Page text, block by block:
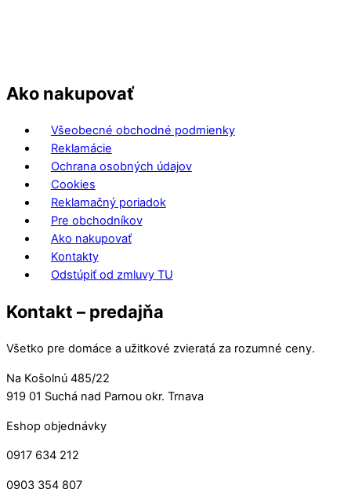
Ako nakupovať
Všeobecné obchodné podmienky
Reklamácie
Ochrana osobných údajov
Cookies
Reklamačný poriadok
Pre obchodníkov
Ako nakupovať
Kontakty
Odstúpiť od zmluvy TU
Kontakt – predajňa
Všetko pre domáce a užitkové zvieratá za rozumné ceny.
Na Košolnú 485/22
919 01 Suchá nad Parnou okr. Trnava
Eshop objednávky
0917 634 212
0903 354 807